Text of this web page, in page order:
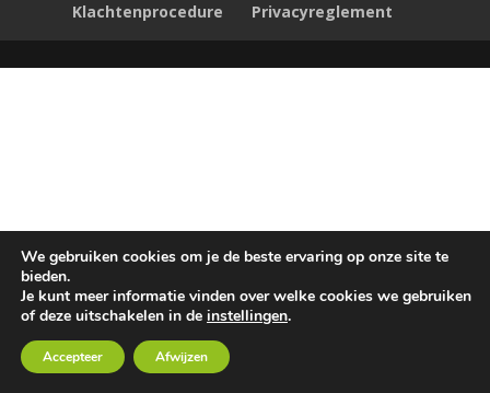
Klachtenprocedure
Privacyreglement
We gebruiken cookies om je de beste ervaring op onze site te
bieden.
Je kunt meer informatie vinden over welke cookies we gebruiken
of deze uitschakelen in de instellingen.
Accepteer Afwijzen